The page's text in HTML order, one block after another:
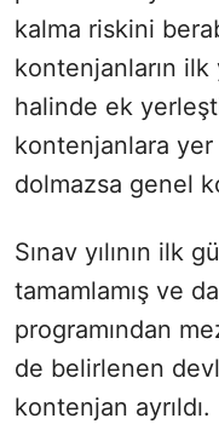
kalma riskini
kontenjanların ilk
halinde ek
kontenjanlara
dolmazsa genel
Sınav yılının ilk
tamamlamış ve
programından
de belirlenen
kontenjan ayrıldı.